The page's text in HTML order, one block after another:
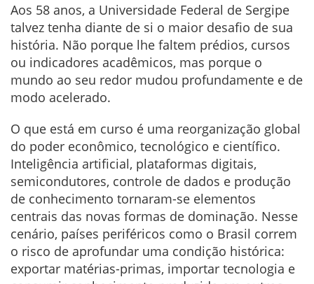
Aos 58 anos, a Universidade Federal de Sergipe
talvez tenha diante de si o maior desafio de sua
história. Não porque lhe faltem prédios, cursos
ou indicadores acadêmicos, mas porque o
mundo ao seu redor mudou profundamente e de
modo acelerado.
O que está em curso é uma reorganização global
do poder econômico, tecnológico e científico.
Inteligência artificial, plataformas digitais,
semicondutores, controle de dados e produção
de conhecimento tornaram-se elementos
centrais das novas formas de dominação. Nesse
cenário, países periféricos como o Brasil correm
o risco de aprofundar uma condição histórica:
exportar matérias-primas, importar tecnologia e